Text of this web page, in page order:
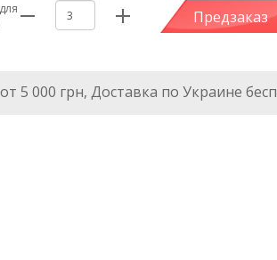
Предзаказ
5 000 грн, Доставка по Украине